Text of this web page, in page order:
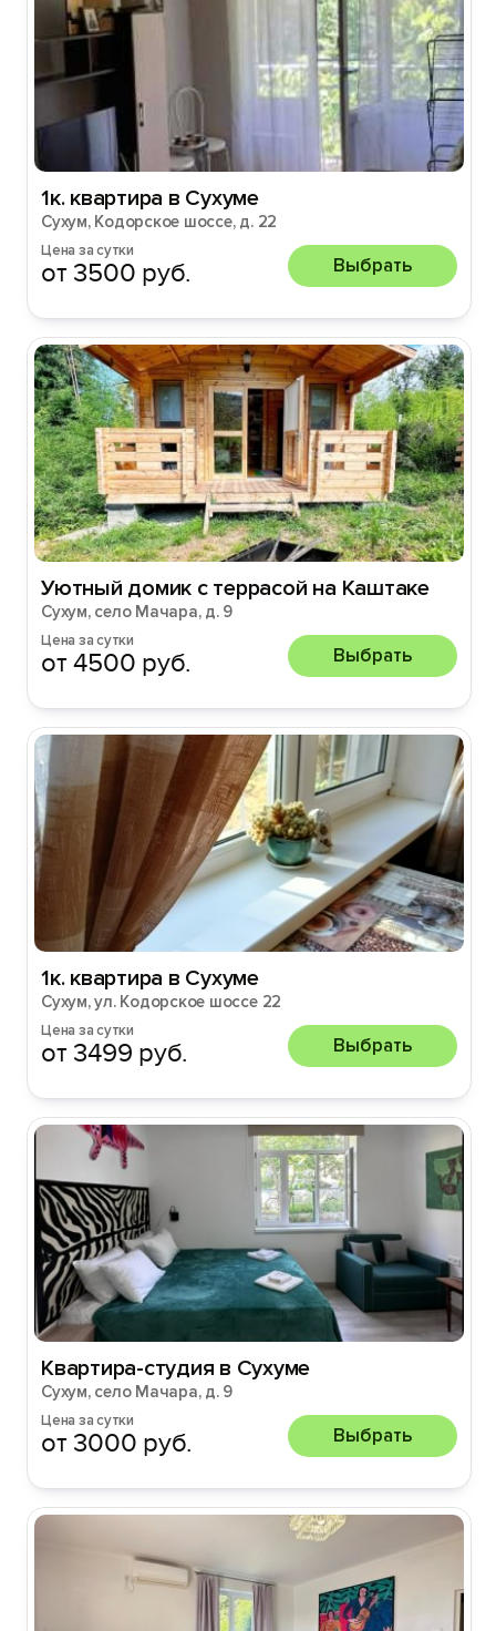
1к. квартира в Сухуме
Сухум, Кодорское шоссе, д. 22
Цена за сутки
от 3500 руб. Выбрать
Уютный домик с террасой на Каштаке
Сухум, село Мачара, д. 9
Цена за сутки
от 4500 руб. Выбрать
1к. квартира в Сухуме
Сухум, ул. Кодорское шоссе 22
Цена за сутки
от 3499 руб. Выбрать
Квартира-студия в Сухуме
Сухум, село Мачара, д. 9
Цена за сутки
от 3000 руб. Выбрать